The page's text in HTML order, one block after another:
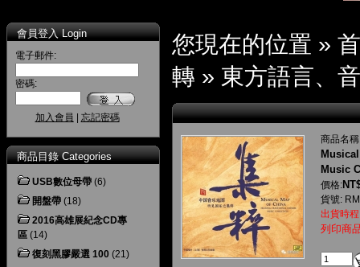
會員登入 Login
電子郵件:
密碼:
加入會員 忘記密碼
商品目錄 Categories
USB數位母帶 (6)
開盤帶 (18)
2016高雄展紀念CD專
區 (14)
復刻黑膠嚴選 100 (21)
您現在的位置 »
轉 » 東方語言、
商品名
Music
價格:
貨號:
出貨時
列印商